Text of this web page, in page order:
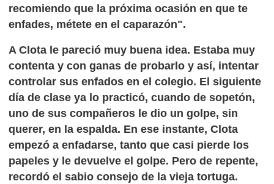
recomiendo que la próxima ocasión en que te
enfades, métete en el caparazón".
A Clota le pareció muy buena idea. Estaba muy
contenta y con ganas de probarlo y así, intentar
controlar sus enfados en el colegio. El siguiente
día de clase ya lo practicó, cuando de sopetón,
uno de sus compañeros le dio un golpe, sin
querer, en la espalda. En ese instante, Clota
empezó a enfadarse, tanto que casi pierde los
papeles y le devuelve el golpe. Pero de repente,
recordó el sabio consejo de la vieja tortuga.